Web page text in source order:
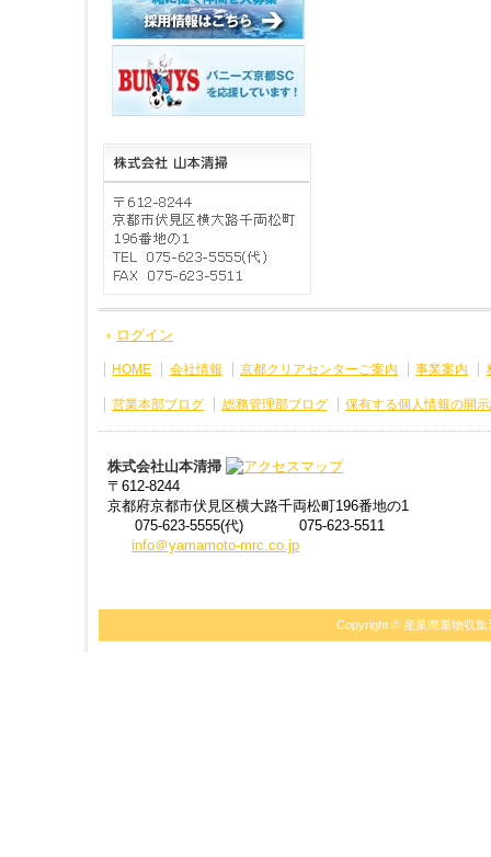
ログイン
HOME 会社情報 京都クリアセンターご案内 事業案内
営業本部ブログ 総務管理部ブログ 保有する個人情報の開
株式会社山本清掃
〒612-8244
京都府京都市伏見区横大路千両松町196番地の1
075-623-5555(代)
075-623-5511
info＠yamamoto-mrc.co.jp
Copyright © 産業廃棄物収